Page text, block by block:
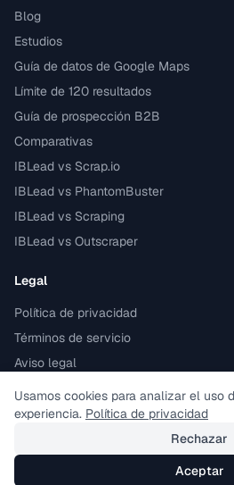
Blog
Estudios
Guía de datos de Google Maps
Límite de 120 resultados
Guía de prospección B2B
Comparativas
IBLead vs Scrap.io
IBLead vs PhantomBuster
IBLead vs Scraping
IBLead vs Outscraper
Legal
Política de privacidad
Términos de servicio
Aviso legal
Cumple con el RGPD
©2026IBLead.Todos los
Usamos cookies para analizar el uso
experiencia. Política de privacidad
Rechazar
Aceptar